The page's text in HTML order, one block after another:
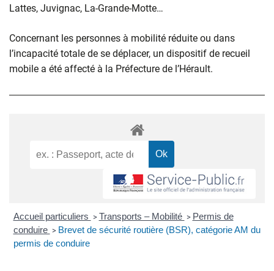
Lattes, Juvignac, La-Grande-Motte…
Concernant les personnes à mobilité réduite ou dans
l’incapacité totale de se déplacer, un dispositif de recueil
mobile a été affecté à la Préfecture de l’Hérault.
Accueil particuliers > Transports – Mobilité > Permis de
conduire > Brevet de sécurité routière (BSR), catégorie AM du
permis de conduire